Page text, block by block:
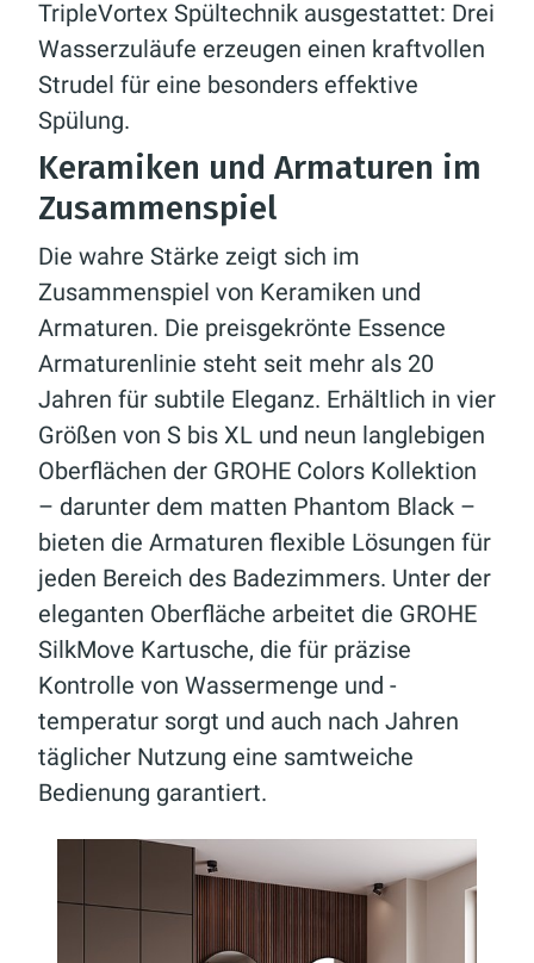
TripleVortex Spültechnik ausgestattet: Drei
Wasserzuläufe erzeugen einen kraftvollen
Strudel für eine besonders effektive
Spülung.
Keramiken und Armaturen im
Zusammenspiel
Die wahre Stärke zeigt sich im
Zusammenspiel von Keramiken und
Armaturen. Die preisgekrönte Essence
Armaturenlinie steht seit mehr als 20
Jahren für subtile Eleganz. Erhältlich in vier
Größen von S bis XL und neun langlebigen
Oberflächen der GROHE Colors Kollektion
– darunter dem matten Phantom Black –
bieten die Armaturen flexible Lösungen für
jeden Bereich des Badezimmers. Unter der
eleganten Oberfläche arbeitet die GROHE
SilkMove Kartusche, die für präzise
Kontrolle von Wassermenge und -
temperatur sorgt und auch nach Jahren
täglicher Nutzung eine samtweiche
Bedienung garantiert.